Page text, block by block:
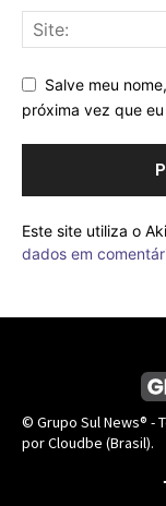
Salve meu
próxima vez que
Este site utiliza o
dados em
© Grupo Sul News® -
por Cloudbe (Brasil).